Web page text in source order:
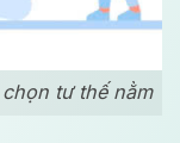
tư thế nằm